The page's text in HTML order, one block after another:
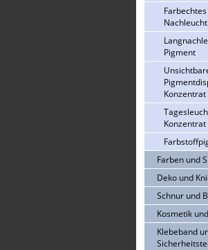
Farbechtes
Pigment
Konzentrat
Konzentrat
Farben und
Deko und
Schnur und
Kosmetik
Klebeband